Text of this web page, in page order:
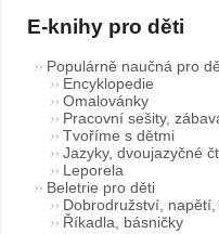
E-knihy pro děti
Populárně naučná pro
Encyklopedie
Omalovánky
Pracovní sešity,
Tvoříme s dětmi
Jazyky, dvoujazyčné
Leporela
Beletrie pro děti
Dobrodružství,
Říkadla, básničky